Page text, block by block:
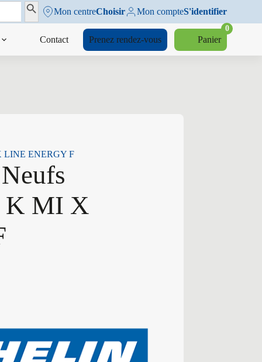
Search ButtonMon centreChoisir Mon compteS'identifier
Contact Prenez rendez-vous Panier
0
LINE ENERGY F
K MI X